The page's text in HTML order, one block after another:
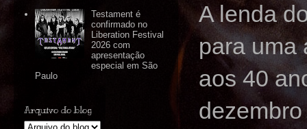
A lenda
para uma
aos 40
Testament é
confirmado no
Liberation Festival
2026 com
apresentação
especial em São
Paulo
Arquivo do blog